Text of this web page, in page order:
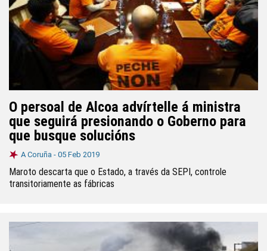
O persoal de Alcoa advírtelle á ministra
que seguirá presionando o Goberno para
que busque solucións
A Coruña - 05 Feb 2019
Maroto descarta que o Estado, a través da SEPI, controle
transitoriamente as fábricas